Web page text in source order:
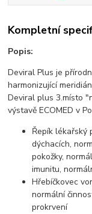
Kompletní
Popis:
Deviral Plus je
harmonizující
Deviral plus 3.místo
výstavě ECOMED v
Řepík lékařský
dýchacích,
pokožky,
imunitu,
Hřebíčkovec
normální
prokrvení